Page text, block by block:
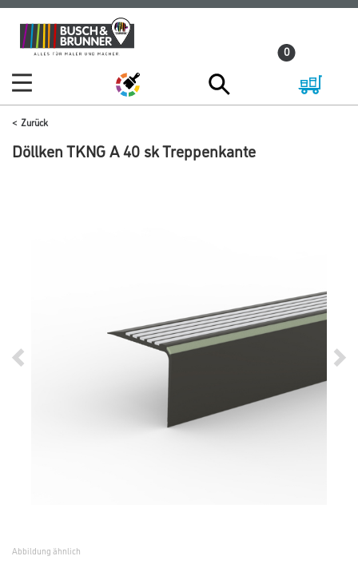
Zum
Inhalt
Zum
Navigationsmenü
0
Zurück
Döllken TKNG A 40 sk Treppenkante
Abbildung ähnlich